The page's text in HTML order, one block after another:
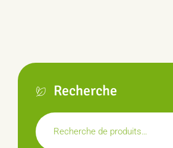
Recherche
Recherche
pour :